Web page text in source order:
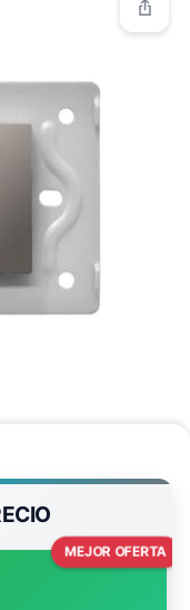
MEJOR OFERTA